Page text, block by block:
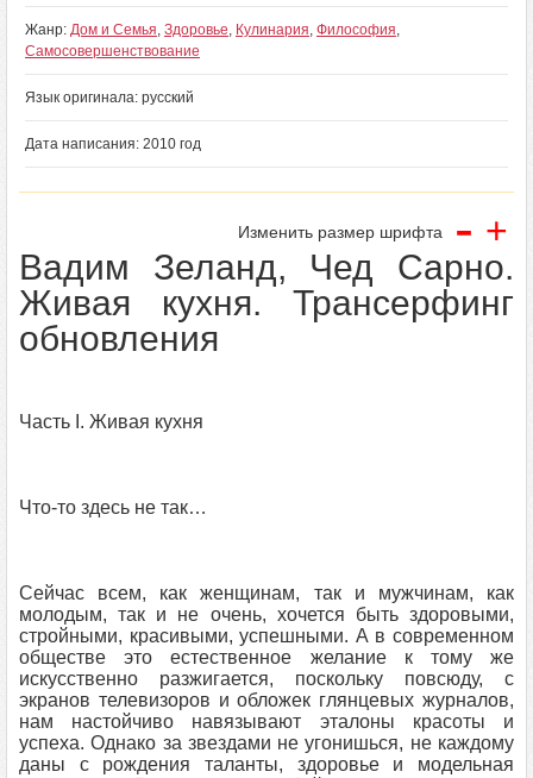
Жанр: Дом и Семья, Здоровье, Кулинария, Философия,
Самосовершенствование
Язык оригинала: русский
Дата написания: 2010 год
Изменить размер шрифта - +
Вадим Зеланд, Чед Сарно.
Живая кухня. Трансерфинг
обновления
Часть I. Живая кухня
Что-то здесь не так…
Сейчас всем, как женщинам, так и мужчинам, как
молодым, так и не очень, хочется быть здоровыми,
стройными, красивыми, успешными. А в современном
обществе это естественное желание к тому же
искусственно разжигается, поскольку повсюду, с
экранов телевизоров и обложек глянцевых журналов,
нам настойчиво навязывают эталоны красоты и
успеха. Однако за звездами не угонишься, не каждому
даны с рождения таланты, здоровье и модельная